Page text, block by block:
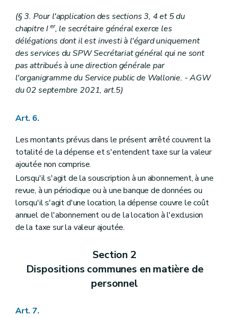
Art. 164
Art. 165
Art. 166
Sous-section 3 Dispositions particulières au Département de l'Investissement
Art. 167
Art. 168
Art. 169
Art. 170
Sous-section 4 Dispositions particulières au Département du Développement économique
Section 1 re (Délégations budgétaires - AGW du 14 décembre 2023, art.2)
Art. 172/1
Art. 172/2
Section 2 (Dispositions particulières - AGW du 14 décembre 2023, art.2)
Art. 172/3
Chapitre IX Dispositions finales
Art. 173
Art. 174
Art. 175
Annexe
(§ 3. Pour l'application des sections 3, 4 et 5 du
chapitre Ier, le secrétaire général exerce les
délégations dont il est investi à l'égard uniquement
des services du SPW Secrétariat général qui ne sont
pas attribués à une direction générale par
l'organigramme du Service public de Wallonie. - AGW
du 02 septembre 2021, art.5)
Art. 6.
Les montants prévus dans le présent arrêté couvrent la
totalité de la dépense et s'entendent taxe sur la valeur
ajoutée non comprise.
Lorsqu'il s'agit de la souscription à un abonnement, à une
revue, à un périodique ou à une banque de données ou
lorsqu'il s'agit d'une location, la dépense couvre le coût
annuel de l'abonnement ou de la location à l'exclusion
de la taxe sur la valeur ajoutée.
Section 2
Dispositions communes en matière de
personnel
Art. 7.